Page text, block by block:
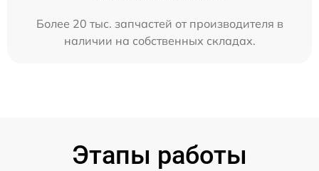
Более 20 тыс. запчастей от производителя в
наличии на собственных складах.
Этапы работы